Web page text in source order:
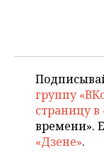
группу
страницу в
времени».
«Дзене».